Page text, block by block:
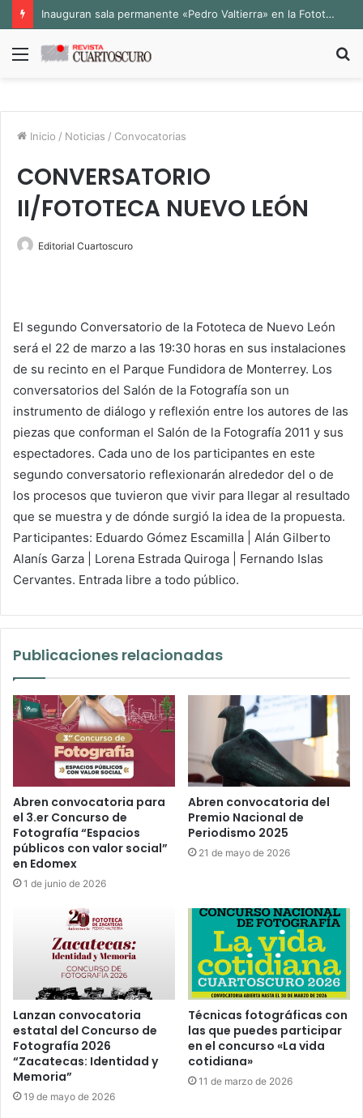
Inauguran sala permanente «Pedro Valtierra» en la Fototeca de Zacatecas
Menú
Inicio / Noticias / Convocatorias
CONVERSATORIO
II/FOTOTECA NUEVO LEÓN
Editorial Cuartoscuro
El segundo Conversatorio de la Fototeca de Nuevo León
será el 22 de marzo a las 19:30 horas en sus instalaciones
de su recinto en el Parque Fundidora de Monterrey. Los
conversatorios del Salón de la Fotografía son un
instrumento de diálogo y reflexión entre los autores de las
piezas que conforman el Salón de la Fotografía 2011 y sus
espectadores. Cada uno de los participantes en este
segundo conversatorio reflexionarán alrededor del o de
los procesos que tuvieron que vivir para llegar al resultado
que se muestra y de dónde surgió la idea de la propuesta.
Participantes: Eduardo Gómez Escamilla | Alán Gilberto
Alanís Garza | Lorena Estrada Quiroga | Fernando Islas
Cervantes. Entrada libre a todo público.
Publicaciones relacionadas
Abren convocatoria para
el 3.er Concurso de
Fotografía “Espacios
públicos con valor social”
en Edomex
1 de junio de 2026
Abren convocatoria del
Premio Nacional de
Periodismo 2025
21 de mayo de 2026
Lanzan convocatoria
estatal del Concurso de
Fotografía 2026
“Zacatecas: Identidad y
Memoria”
19 de mayo de 2026
Técnicas fotográficas con
las que puedes participar
en el concurso «La vida
cotidiana»
11 de marzo de 2026